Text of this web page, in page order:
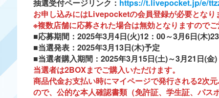
抽選受付ページリンク： https://t.livepocket.jp/e/
お申し込みにはLivepocketの会員登録が必要とな
※複数店舗に応募された場合は無効となりますので
■応募期間： 2025年3月4日(火)12：00～3月6日(木
■当選発表： 2025年3月13日(木)予定
■当選者購入期間：2025年3月15日(土)～3月21日(金)
当選者は2BOXまでご購入いただけます。
商品代金お支払い時にマイページで発行される2次
ので、公的な本人確認書類（免許証、学生証、パス